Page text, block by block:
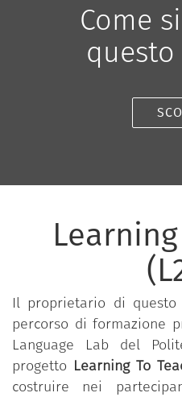
Come
questo
Il proprietario di
percorso di formazione
Language Lab del
progetto Learning To
costruire nei